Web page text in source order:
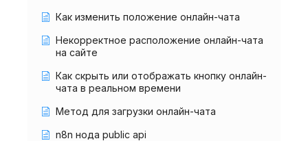
Как изменить положение онлайн-чата
Некорректное расположение онлайн-чата
на сайте
Как скрыть или отображать кнопку онлайн-
чата в реальном времени
Метод для загрузки онлайн-чата
n8n нода public api